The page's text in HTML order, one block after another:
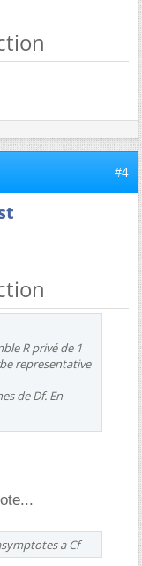
#4
R privé de 1
representative
de Df. En
a Cf